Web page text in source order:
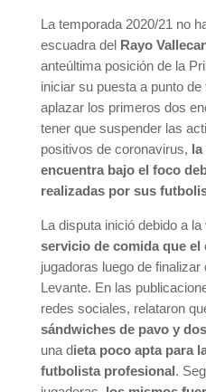
La temporada 2020/21 no
escuadra del Rayo
anteúltima posición de la
iniciar su puesta a punto
aplazar los primeros dos
tener que suspender las
positivos de coronavirus, la
encuentra bajo el foco
realizadas por sus
La disputa inició debido a la
servicio de comida que el
jugadoras luego de
Levante. En las
redes sociales, relataron
sándwiches de pavo y
una dieta poco apta para
futbolista profesional.